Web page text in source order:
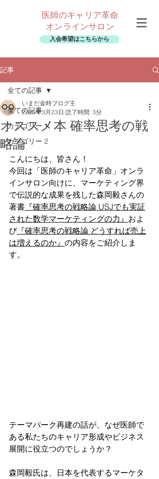
医師のキャリア革命
オンラインサロン
入会希望はこちらから
記事
全ての記事
カテゴリー 1
カテゴリー 2
全ての記事
オススメ本 確率思考の戦
略論
いまだ金時ブログ主
2025年3月23日 読了時間: 3分
こんにちは、皆さん！
今回は「医師のキャリア革命」オンラ
インサロン向けに、マーケティング界
で伝説的な成果を残した森岡毅さんの
著書 『確率思考の戦略論 USJでも実証
された数学マーケティングの力』 およ
び『確率思考の戦略論 どうすれば売上
は増えるのか』 の内容をご紹介しま
す。
テーマパーク再建の話が、なぜ医師で
ある私たちのキャリア形成やビジネス
展開に役立つのでしょうか？
森岡毅氏は、日本を代表するマーケタ